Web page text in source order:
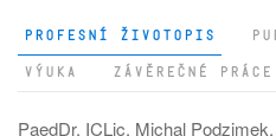
PROFESNÍ ŽIVOTOPIS
VÝUKA ZÁVĚREČNÉ PRÁCE
PaedDr. ICLic. Michal